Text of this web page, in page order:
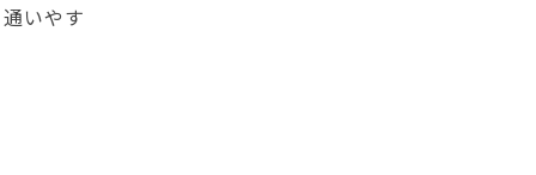
いやす